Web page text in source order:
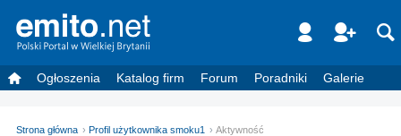
Ogłoszenia Katalog firm Forum Poradniki Galerie
Strona główna Profil użytkownika smoku1 Aktywność